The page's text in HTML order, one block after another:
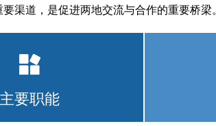
渠道，是促进两地交流与合作的重要桥梁。
主要职能